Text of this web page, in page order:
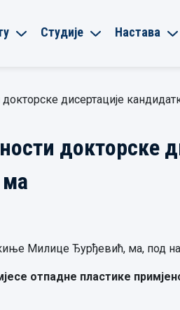
Студије Настава
дисертације
докторске
Милице Ђурђевић, ма, под
отпадне пластике